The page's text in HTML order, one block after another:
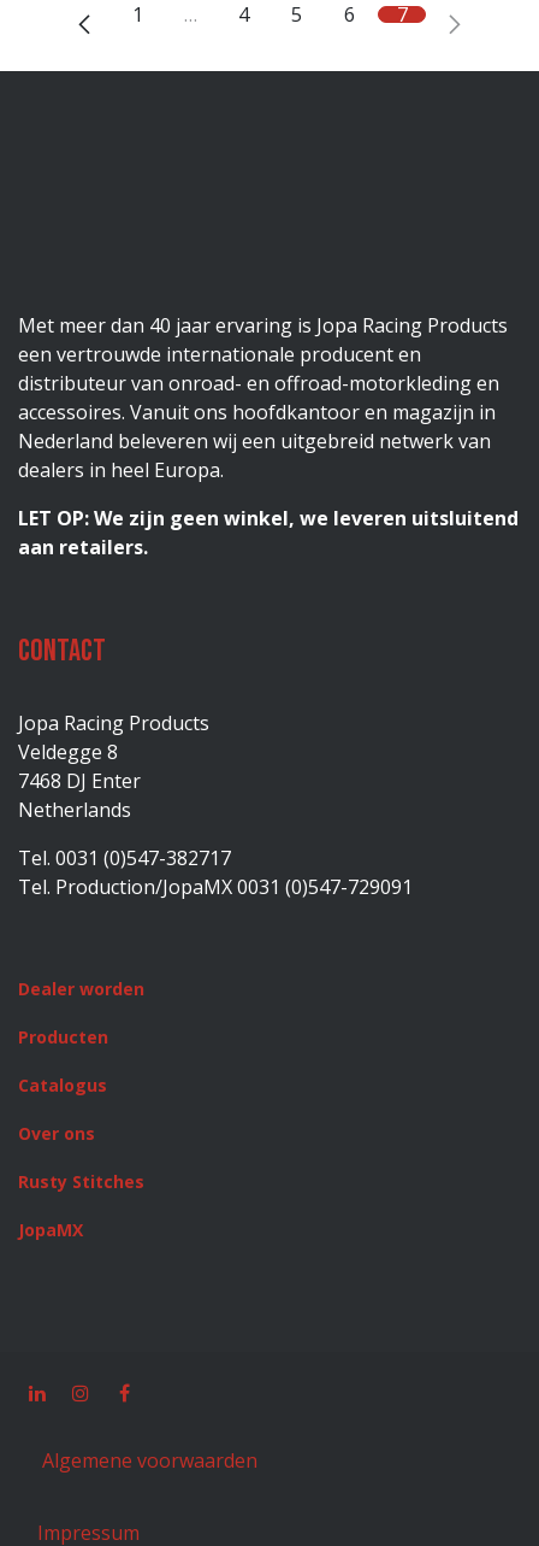
1 … 4 5 6 7
Met meer dan 40 jaar ervaring is Jopa Racing Products
een vertrouwde internationale producent en
distributeur van onroad- en offroad-motorkleding en
accessoires. Vanuit ons hoofdkantoor en magazijn in
Nederland beleveren wij een uitgebreid netwerk van
dealers in heel Europa.
LET OP: We zijn geen winkel, we leveren uitsluitend
aan retailers.
Contact
Jopa Racing Products
Veldegge 8
7468 DJ Enter
Netherlands
Tel. 0031 (0)547-382717
Tel. Production/JopaMX 0031 (0)547-729091
Dealer worden
Producten
Catalogus
Over ons
Rusty Stitches
JopaMX
Algemene voorwaarden
Impressum